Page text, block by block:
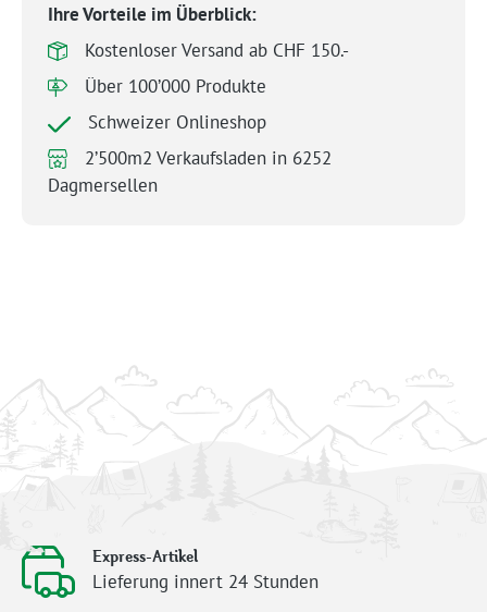
Ihre Vorteile im Überblick:
Kostenloser Versand ab CHF 150.-
Über 100’000 Produkte
Schweizer Onlineshop
2’500m2 Verkaufsladen in 6252
Dagmersellen
Express-Artikel
Lieferung innert 24 Stunden